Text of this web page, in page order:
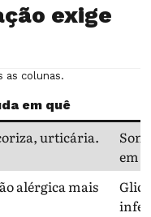
exige
as colunas.
em quê
urticária.
em
alérgica mais